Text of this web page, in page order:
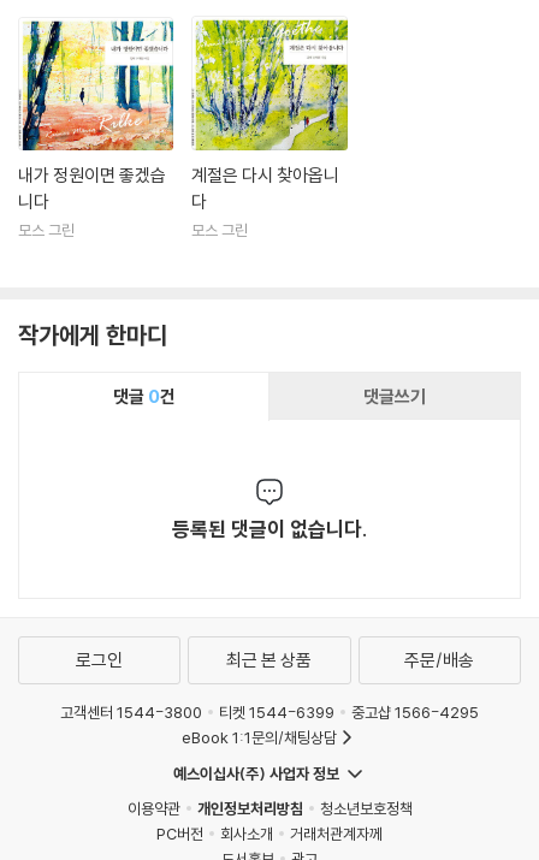
내가 정원이면 좋겠습
니다
모스 그린
계절은 다시 찾아옵니
다
모스 그린
작가에게 한마디
댓글 0건 댓글쓰기
등록된 댓글이 없습니다.
로그인 최근 본 상품 주문/배송
고객센터 1544-3800 티켓 1544-6399
중고샵 1566-4295
eBook 1:1문의/채팅상담
예스이십사(주) 사업자 정보
이용약관
개인정보처리방침
청소년보호정책
PC버전
회사소개
거래처관계자께